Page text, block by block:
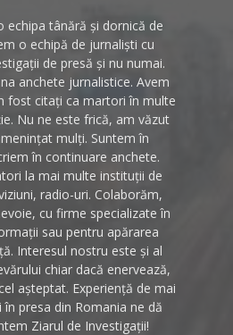
echipa tânără și dornică de
o echipă de jurnaliști cu
de presă și nu numai.
anchete jurnalistice. Avem
fost citați ca martori în multe
Nu ne este frică, am văzut
mulți. Suntem în
în continuare anchete.
la mai multe instituții de
radio-uri. Colaborăm,
cu firme specializate în
sau pentru apărarea
Interesul nostru este și al
chiar dacă enervează,
așteptat. Experiență de mai
în presa din Romania ne dă
Ziarul de Investigații!